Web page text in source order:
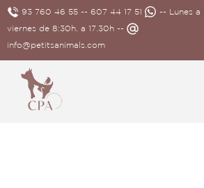
93 760 46 55 -- 607 44 17 51 -- Lunes a
viernes de 8:30h. a 17.30h --
info@petitsanimals.com